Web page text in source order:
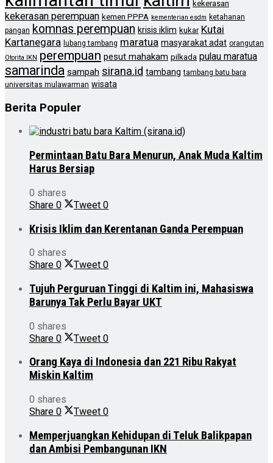
kekerasan
kekerasan perempuan kemen PPPA kementerian esdm ketahanan
pangan komnas perempuan krisis iklim kukar Kutai
Kartanegara lubang tambang maratua masyarakat adat orangutan
Otorita IKN perempuan pesut mahakam pilkada pulau maratua
samarinda sampah sirana.id tambang tambang batu bara
universitas mulawarman wisata
Berita Populer
Permintaan Batu Bara Menurun, Anak Muda Kaltim
Harus Bersiap
0 shares
Share 0 Tweet 0
Krisis Iklim dan Kerentanan Ganda Perempuan
0 shares
Share 0 Tweet 0
Tujuh Perguruan Tinggi di Kaltim ini, Mahasiswa
Barunya Tak Perlu Bayar UKT
0 shares
Share 0 Tweet 0
Orang Kaya di Indonesia dan 221 Ribu Rakyat
Miskin Kaltim
0 shares
Share 0 Tweet 0
Memperjuangkan Kehidupan di Teluk Balikpapan
dan Ambisi Pembangunan IKN